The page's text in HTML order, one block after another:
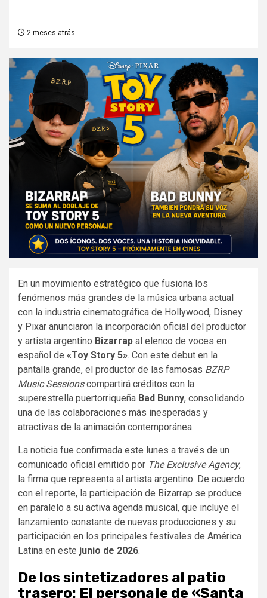
2 meses atrás
En un movimiento estratégico que fusiona los
fenómenos más grandes de la música urbana actual
con la industria cinematográfica de Hollywood, Disney
y Pixar anunciaron la incorporación oficial del productor
y artista argentino Bizarrap al elenco de voces en
español de «Toy Story 5». Con este debut en la
pantalla grande, el productor de las famosas BZRP
Music Sessionscompartirá créditos con la
superestrella puertorriqueña Bad Bunny, consolidando
una de las colaboraciones más inesperadas y
atractivas de la animación contemporánea.
La noticia fue confirmada este lunes a través de un
comunicado oficial emitido por The Exclusive Agency,
la firma que representa al artista argentino. De acuerdo
con el reporte, la participación de Bizarrap se produce
en paralelo a su activa agenda musical, que incluye el
lanzamiento constante de nuevas producciones y su
participación en los principales festivales de América
Latina en este junio de 2026.
De los sintetizadores al patio
trasero: El personaje de «Santa